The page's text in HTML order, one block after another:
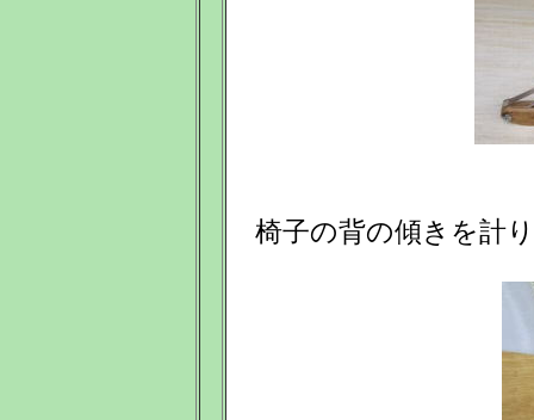
椅子の背の傾きを計